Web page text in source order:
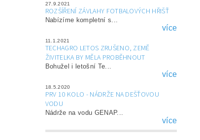
27.9.2021
ROZŠÍŘENÍ ZÁVLAHY FOTBALOVÝCH HŘIŠŤ
Nabízíme kompletní s...
více
11.1.2021
TECHAGRO LETOS ZRUŠENO, ZEMĚ
ŽIVITELKA BY MĚLA PROBĚHNOUT
Bohužel i letošní Te...
více
18.5.2020
PRV 10 KOLO - NÁDRŽE NA DEŠŤOVOU
VODU
Nádrže na vodu GENAP...
více